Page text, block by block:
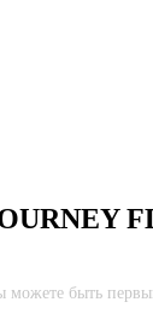
можете быть